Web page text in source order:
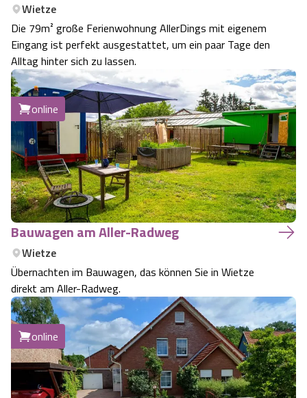
Wietze
Die 79m² große Ferienwohnung AllerDings mit eigenem
Eingang ist perfekt ausgestattet, um ein paar Tage den
Alltag hinter sich zu lassen.
online
Bauwagen am Aller-Radweg
Wietze
Übernachten im Bauwagen, das können Sie in Wietze
direkt am Aller-Radweg.
online